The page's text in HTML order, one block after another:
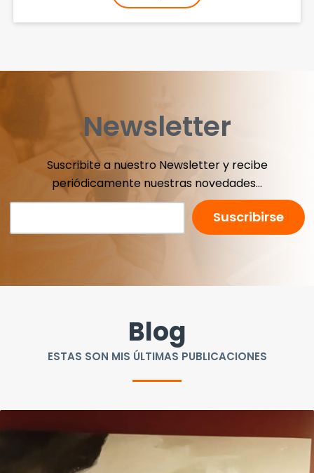
Newsletter
Suscribite a nuestro Newsletter y recibe
periódicamente nuestras novedades...
Blog
ESTAS SON MIS ÚLTIMAS PUBLICACIONES